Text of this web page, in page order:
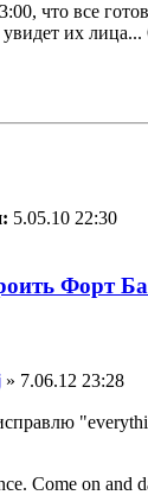
что все
их лица...
5.05.10 22:30
Форт
» 7.06.12 23:28
Come on and